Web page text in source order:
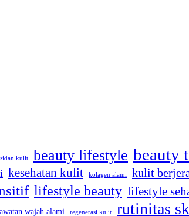
kulit beauty lifestyle beauty
kesehatan kulit kolagen alami kulit
lifestyle beauty lifestyle
wajah alami regenerasi kulit rutinitas